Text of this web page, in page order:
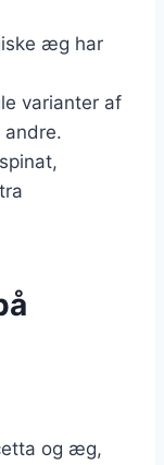
æg har
varianter af
og æg,